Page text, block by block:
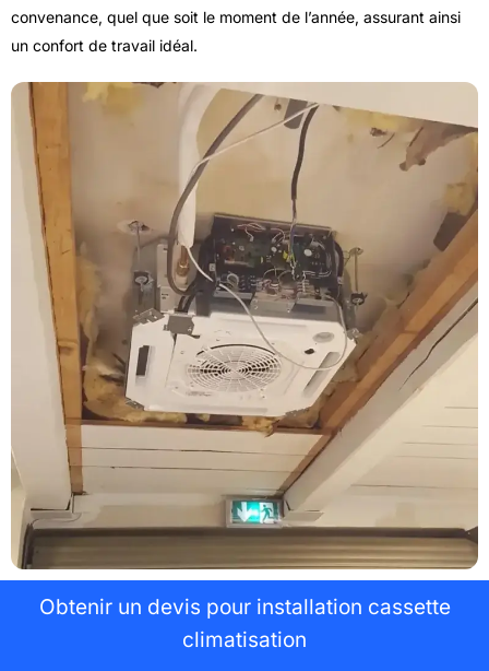
convenance, quel que soit le moment de l’année, assurant ainsi
un confort de travail idéal.
Obtenir un devis pour installation cassette
climatisation